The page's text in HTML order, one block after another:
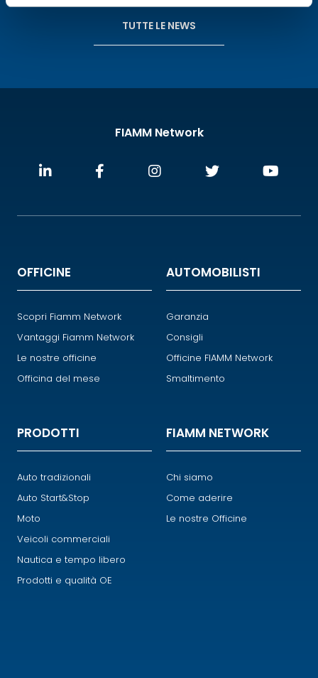
TUTTE LE NEWS
FIAMM Network
OFFICINE
Scopri Fiamm Network
Vantaggi Fiamm Network
Le nostre officine
Officina del mese
AUTOMOBILISTI
Garanzia
Consigli
Officine FIAMM Network
Smaltimento
PRODOTTI
Auto tradizionali
Auto Start&Stop
Moto
Veicoli commerciali
Nautica e tempo libero
Prodotti e qualità OE
FIAMM NETWORK
Chi siamo
Come aderire
Le nostre Officine